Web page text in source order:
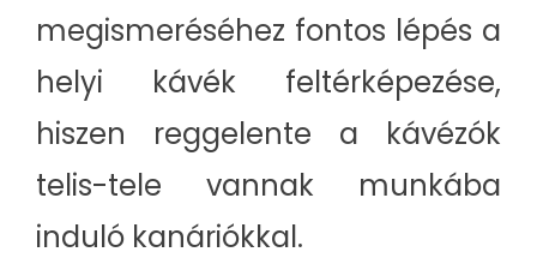
megismeréséhez fontos lépés a
helyi kávék feltérképezése,
hiszen reggelente a kávézók
telis-tele vannak munkába
induló kanáriókkal.